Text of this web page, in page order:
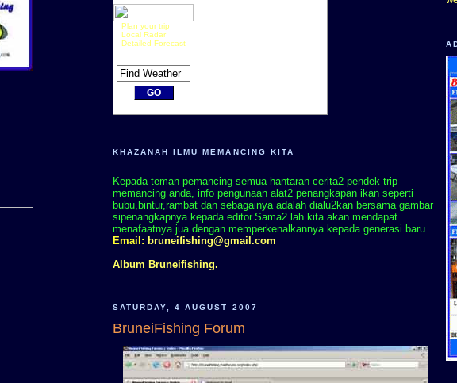
Plan your trip
Local Radar
Detailed Forecast
KHAZANAH ILMU MEMANCING KITA
Kepada teman pemancing semua hantaran cerita2 pendek trip
memancing anda, info pengunaan alat2 penangkapan ikan seperti
bubu,bintur,rambat dan sebagainya adalah dialu2kan bersama gambar
sipenangkapnya kepada editor.Sama2 lah kita akan mendapat
menafaatnya jua dengan memperkenalkannya kepada generasi baru.
Email: bruneifishing@gmail.com
Album Bruneifishing.
SATURDAY, 4 AUGUST 2007
BruneiFishing Forum